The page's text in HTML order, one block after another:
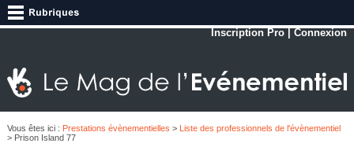
Inscription Pro |Connexion
Vous êtes ici : Prestations évènementielles >
Liste des professionnels de l'évènementiel
> Prison Island 77